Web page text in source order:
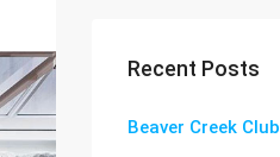
Recent Posts
Beaver Creek Club